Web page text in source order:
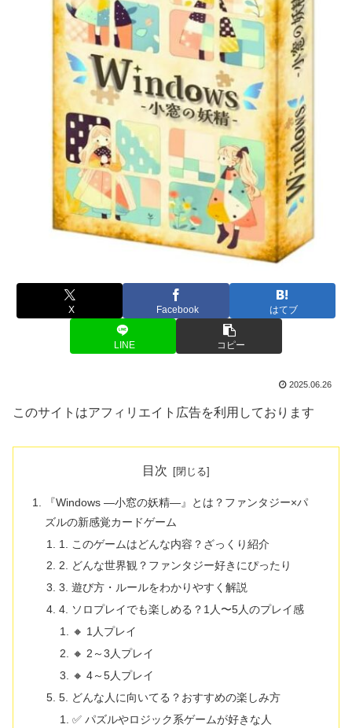
X Facebook はてブ
LINE コピー
2025.06.26
このサイトはアフィリエイト広告を利用しております
目次
『Windows ―小窓の妖精―』とは？ファンタジー×パ
ズルの新感覚カードゲーム
1. このゲームはどんな内容？ざっくり紹介
2. どんな世界観？ファンタジー好きにぴったり
3. 遊び方・ルールをわかりやすく解説
4. ソロプレイでも楽しめる？1人〜5人のプレイ感
🔸 1人プレイ
🔸 2～3人プレイ
🔸 4～5人プレイ
5. どんな人に向いてる？おすすめの楽しみ方
✅ パズルやロジック系ゲームが好きな人